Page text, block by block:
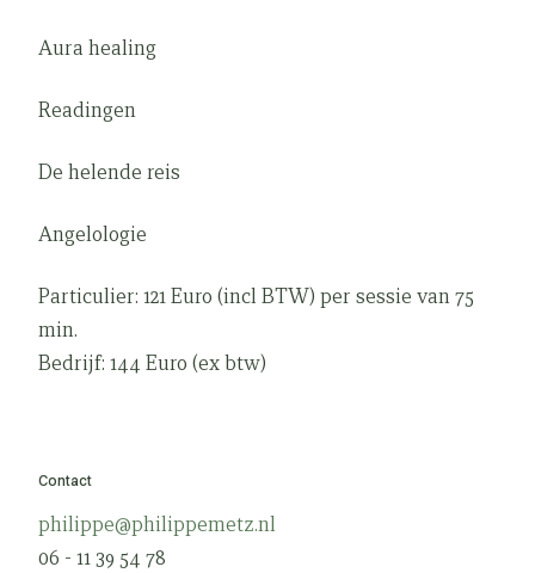
Aura healing
Readingen
De helende reis
Angelologie
Particulier: 121 Euro (incl BTW) per sessie van 75
min.
Bedrijf: 144 Euro (ex btw)
Contact
philippe@philippemetz.nl
06 - 11 39 54 78